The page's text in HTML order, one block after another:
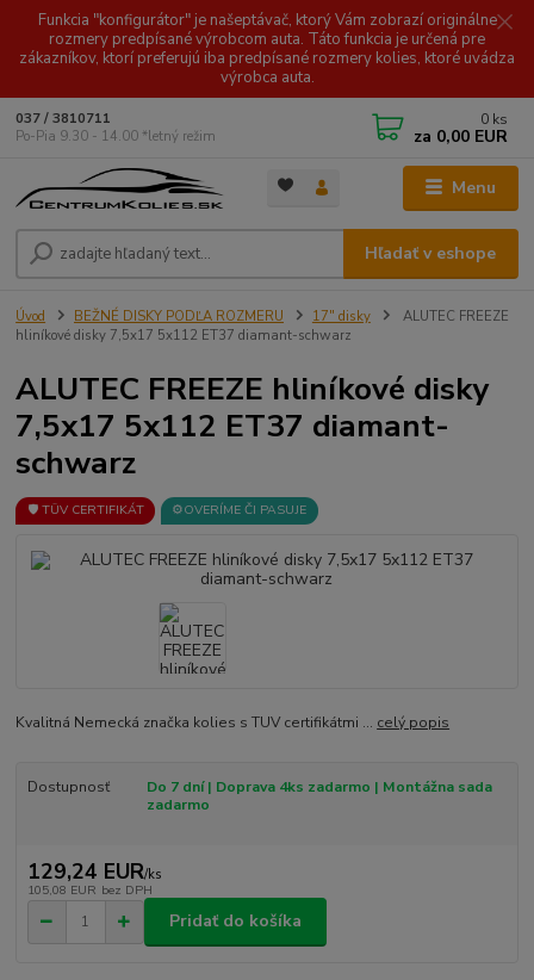
Funkcia "konfigurátor" je našeptávač, ktorý Vám zobrazí originálne
rozmery predpísané výrobcom auta. Táto funkcia je určená pre
zákazníkov, ktorí preferujú iba predpísané rozmery kolies, ktoré uvádza
výrobca auta.
Menu
Hľadať v eshope
037 / 3810711
Po-Pia 9.30 - 14.00 *letný režim
0 ks
za 0,00 EUR
Úvod BEŽNÉ DISKY PODĽA ROZMERU 17" disky
ALUTEC FREEZE
hliníkové disky 7,5x17 5x112 ET37 diamant-schwarz
ALUTEC FREEZE hliníkové disky
7,5x17 5x112 ET37 diamant-
schwarz
🛡️ TÜV CERTIFIKÁT ⚙️OVERÍME ČI PASUJE
Kvalitná Nemecká značka kolies s TUV certifikátmi ... celý popis
Dostupnosť
Do 7 dní | Doprava 4ks zadarmo | Montážna sada
zadarmo
129,24 EUR/ks
105,08 EUR bez DPH
Pridať do košíka